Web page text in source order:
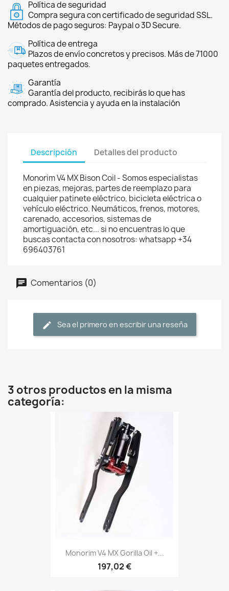
Política de seguridad
Compra segura con certificado de seguridad SSL.
Métodos de pago seguros: Paypal o 3D Secure.
Política de entrega
Plazos de envío concretos y precisos. Más de 71000
paquetes entregados.
Garantía
Garantía del producto, recibirás lo que has
comprado. Asistencia y ayuda en la instalación
Descripción Detalles del producto
Monorim V4 MX Bison Coil - Somos especialistas
en piezas, mejoras, partes de reemplazo para
cualquier patinete eléctrico, bicicleta eléctrica o
vehículo eléctrico. Neumáticos, frenos, motores,
carenado, accesorios, sistemas de
amortiguación, etc... si no encuentras lo que
buscas contacta con nosotros: whatsapp +34
696403761
Comentarios (0)
Sea el primero en escribir una reseña
3 otros productos en la misma
categoría:
Monorim V4 MX Gorilla Oil +...
197,02 €